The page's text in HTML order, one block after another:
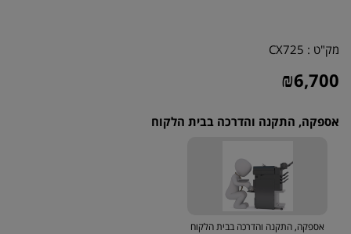
מק"ט : CX725
₪6,700
אספקה, התקנה והדרכה בבית הלקוח
אספקה, התקנה והדרכה בבית הלקוח